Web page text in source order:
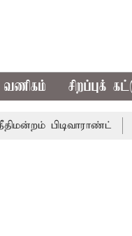
வணிகம் சிறப்புக்